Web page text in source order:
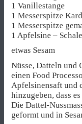
1 Vanillestange
1 Messerspitze
1 Messerspitze
1 Apfelsine –
etwas Sesam
Nüsse, Datteln und
einen Food
Apfelsinensaft und
hinzugeben, dass
Die Dattel-
geformt und in